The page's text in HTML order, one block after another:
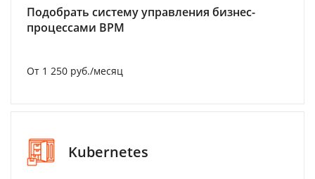
Подобрать систему управления бизнес-
процессами BPM
От 1 250 руб./месяц
Kubernetes